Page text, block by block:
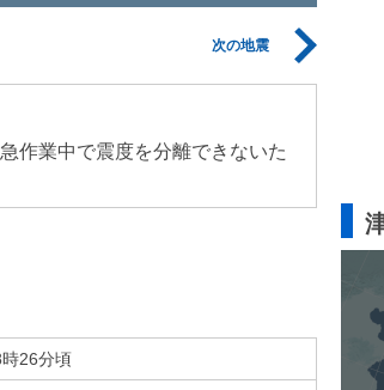
次の地震
作業中で震度を分離できないた
26分頃